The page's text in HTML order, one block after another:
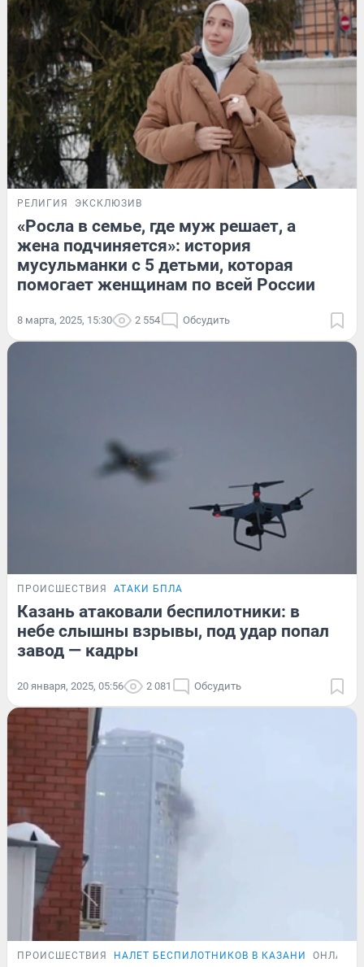
РЕЛИГИЯ ЭКСКЛЮЗИВ
«Росла в семье, где муж решает, а
жена подчиняется»: история
мусульманки с 5 детьми, которая
помогает женщинам по всей России
8 марта, 2025, 15:30 2 554 Обсудить
ПРОИСШЕСТВИЯ АТАКИ БПЛА
Казань атаковали беспилотники: в
небе слышны взрывы, под удар попал
завод — кадры
20 января, 2025, 05:56 2 081 Обсудить
ПРОИСШЕСТВИЯ НАЛЕТ БЕСПИЛОТНИКОВ В КАЗАНИ